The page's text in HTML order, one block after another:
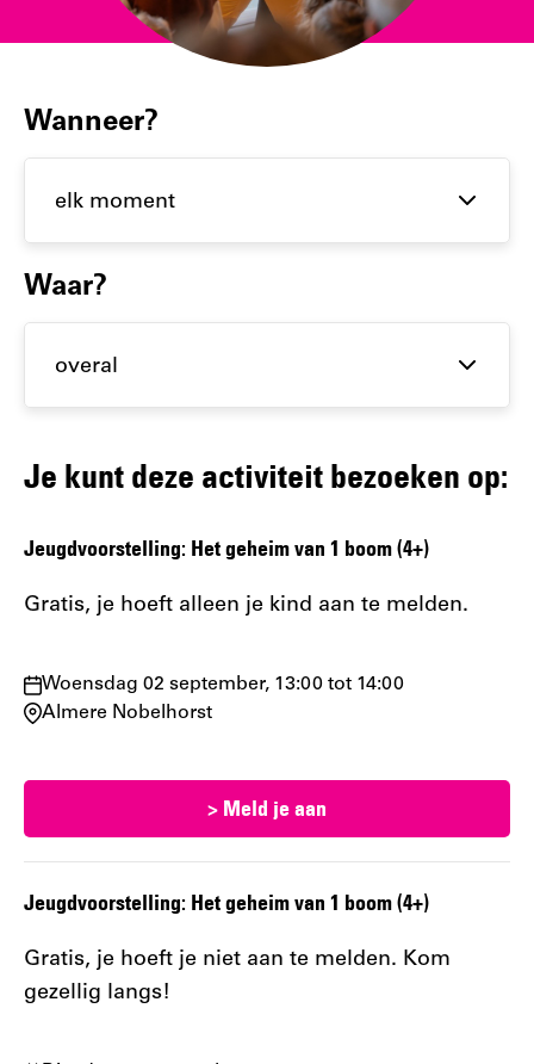
Filter
activiteiten
Wanneer?
Waar?
Je kunt deze activiteit bezoeken op:
Jeugdvoorstelling: Het geheim van 1 boom (4+)
Gratis, je hoeft alleen je kind aan te melden.
Waar
en
Woensdag 02 september, 13:00 tot 14:00
Almere Nobelhorst
> Meld je aan
Jeugdvoorstelling: Het geheim van 1 boom (4+)
Gratis, je hoeft je niet aan te melden. Kom
gezellig langs!